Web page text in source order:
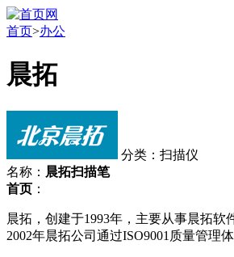
首页>办公
晨拓
分类：扫描仪
名称： 晨拓扫描笔
首页 ：
晨拓，创建于1993年，主要从事晨拓软
2002年晨拓公司通过ISO9001质量管理